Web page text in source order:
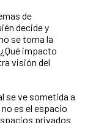
de
decide y
se toma la
impacto
visión del
se ve sometida a
es el espacio
privados